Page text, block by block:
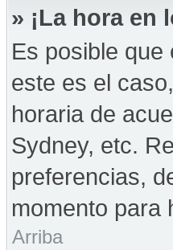
» ¡La hora
Es posible
este es el
horaria de
Sydney, etc.
preferencias,
momento para
Arriba